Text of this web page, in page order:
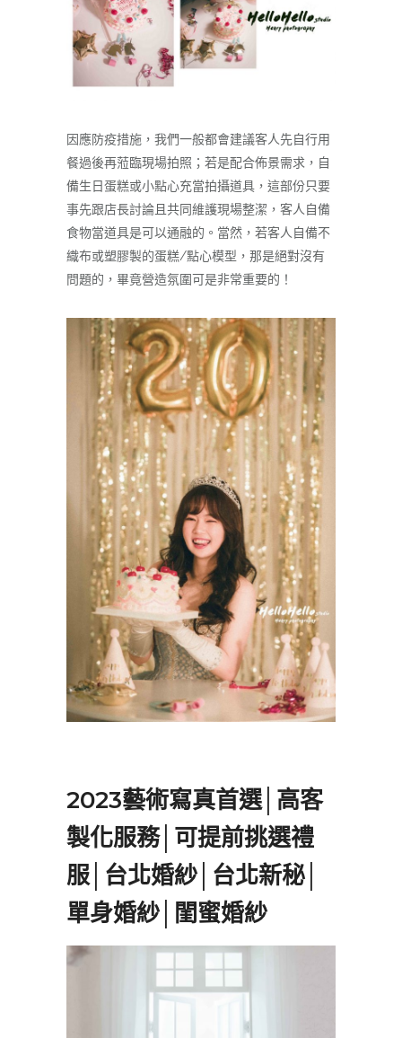
因應防疫措施，我們一般都會建議客人先自行用
餐過後再蒞臨現場拍照；若是配合佈景需求，自
備生日蛋糕或小點心充當拍攝道具，這部份只要
事先跟店長討論且共同維護現場整潔，客人自備
食物當道具是可以通融的。當然，若客人自備不
織布或塑膠製的蛋糕/點心模型，那是絕對沒有
問題的，畢竟營造氛圍可是非常重要的！
2023藝術寫真首選│高客
製化服務│可提前挑選禮
服│台北婚紗│台北新秘│
單身婚紗│閨蜜婚紗